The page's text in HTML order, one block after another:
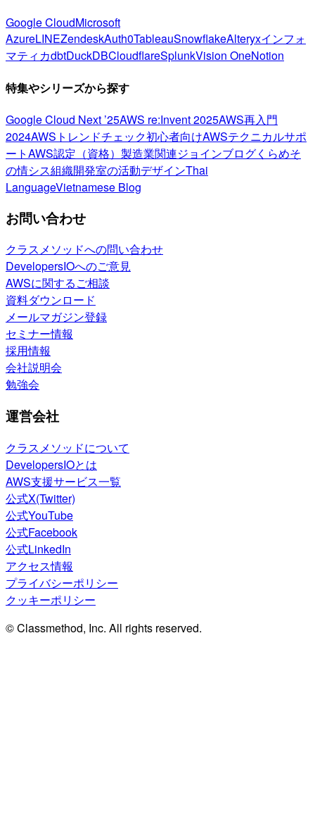
Google CloudMicrosoft
AzureLINEZendeskAuth0TableauSnowflakeAlteryxインフォ
マティカdbtDuckDBCloudflareSplunkVision OneNotion
特集やシリーズから探す
Google Cloud Next ’25AWS re:Invent 2025AWS再入門
2024AWSトレンドチェック初心者向けAWSテクニカルサポ
ートAWS認定（資格） 製造業関連ジョインブログくらめそ
の情シス組織開発室の活動デザインThai
LanguageVietnamese Blog
お問い合わせ
クラスメソッドへの問い合わせ
DevelopersIOへのご意見
AWSに関するご相談
資料ダウンロード
メールマガジン登録
セミナー情報
採用情報
会社説明会
勉強会
運営会社
クラスメソッドについて
DevelopersIOとは
AWS支援サービス一覧
公式X(Twitter)
公式YouTube
公式Facebook
公式LinkedIn
アクセス情報
プライバシーポリシー
クッキーポリシー
© Classmethod, Inc. All rights reserved.